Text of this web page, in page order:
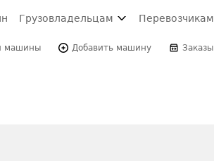
Грузовладельцам Перевозчикам
машины Добавить машину Заказы